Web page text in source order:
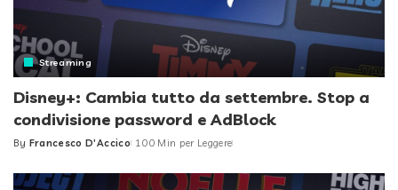
Streaming
Disney+: Cambia tutto da settembre. Stop a
condivisione password e AdBlock
Posted
By Francesco D'Accico 100 Min per Leggere